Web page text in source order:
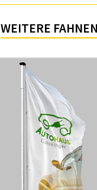
WEITERE FAHNEN